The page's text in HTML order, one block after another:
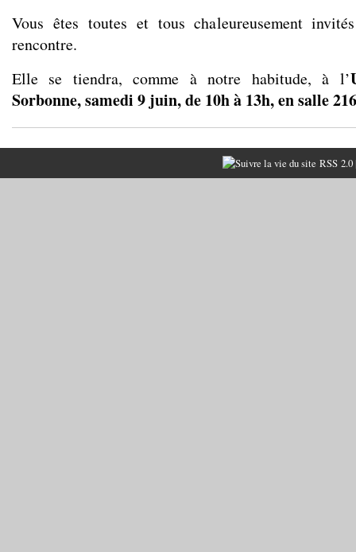
Vous êtes toutes et tous chaleureusement
rencontre.
Elle se tiendra, comme à notre habitude, à l’
Sorbonne, samedi 9 juin, de 10h à 13h, en salle
RSS 2.0